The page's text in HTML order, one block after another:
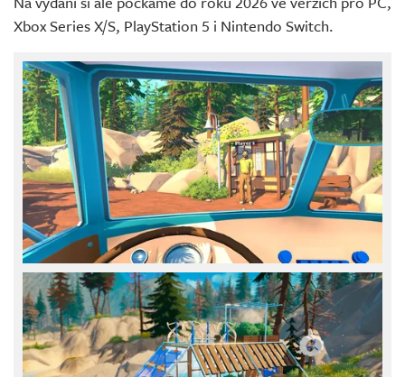
Xbox Series X/S, PlayStation 5 i Nintendo Switch.